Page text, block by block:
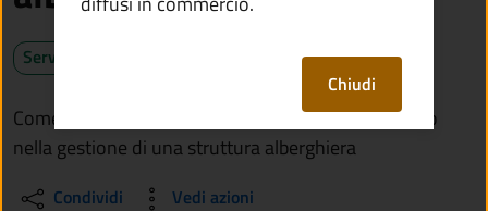
Servizio attivo
Come avviare, sospendere o comunicare il subentro
nella gestione di una struttura alberghiera
Condividi Vedi azioni
Chiudi